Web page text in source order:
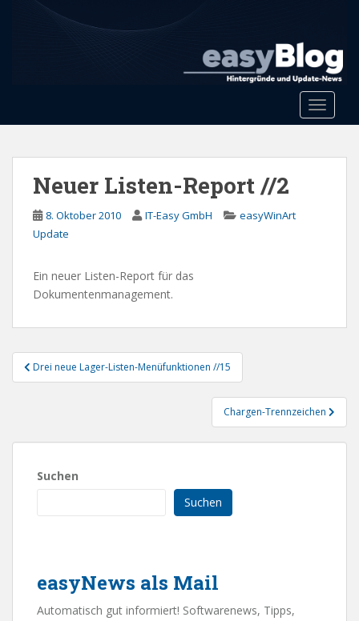
Toggle
Neuer Listen-Report //2
8. Oktober 2010 IT-Easy GmbH
easyWinArt
Update
Ein neuer Listen-Report für das
Dokumentenmanagement.
Beitragsnavigation
Drei neue Lager-Listen-Menüfunktionen //15
Chargen-Trennzeichen
Suchen
Suchen
easyNews als Mail
Automatisch gut informiert! Softwarenews, Tipps,